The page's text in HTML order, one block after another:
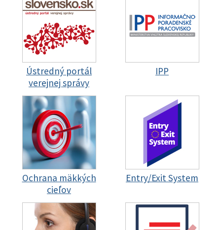
Ústredný portál
verejnej správy
IPP
Ochrana mäkkých
cieľov
Entry/Exit System